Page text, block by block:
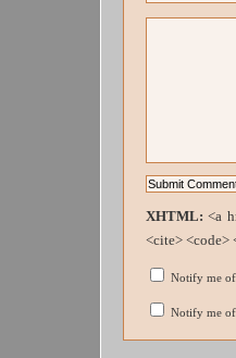
XHTML: <a
<cite> <code>
Notify me of
Notify me of